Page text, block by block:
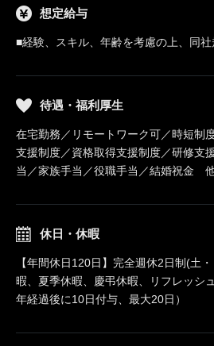
想定給与
■経験、スキル、年齢を考慮の上、同
待遇・福利厚生
在宅勤務／リモートワーク可／時短制
支援制度／資格取得支援制度／研修支
当／家族手当／役職手当／結婚祝金
休日・休暇
【年間休日120日】完全週休2日制(土
暇、夏季休暇、慶弔休暇、リフレッシ
年経過後に10日付与、最大20日）